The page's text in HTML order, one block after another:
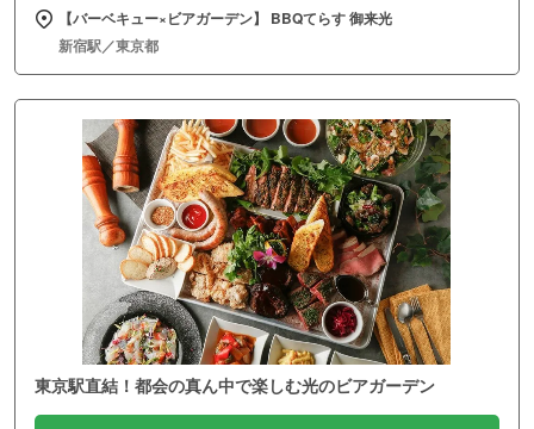
【バーベキュー×ビアガーデン】 BBQてらす 御来光
新宿駅／東京都
東京駅直結！都会の真ん中で楽しむ光のビアガーデン